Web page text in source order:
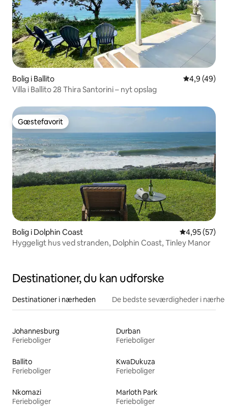
Bolig i Ballito 4,9 ud af 5 i
4,9 (49)
Villa i Ballito 28 Thira Santorini – nyt opslag
Gæstefavorit
Gæstefavorit
Bolig i Dolphin Coast 4,95 ud af 5 i
4,95 (57)
Hyggeligt hus ved stranden, Dolphin Coast, Tinley Manor
Destinationer, du kan udforske
Destinationer i nærheden De bedste seværdigheder i
Johannesburg
Ferieboliger
Durban
Ferieboliger
Ballito
Ferieboliger
KwaDukuza
Ferieboliger
Nkomazi
Ferieboliger
Marloth Park
Ferieboliger